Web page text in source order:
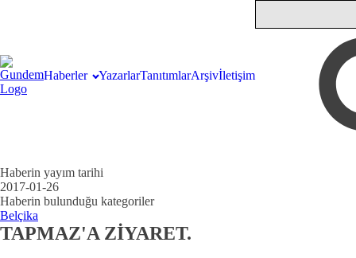
Haberler YazarlarTanıtımlarArşivİletişim
Haberin yayım tarihi
2017-01-26
Haberin bulunduğu kategoriler
Belçika
TAPMAZ'A ZİYARET.